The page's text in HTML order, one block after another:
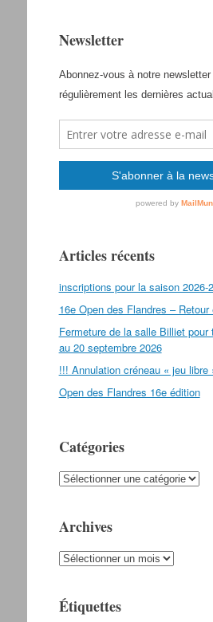
Newsletter
Articles récents
inscriptions pour la saison 2026-
16e Open des Flandres – Retour
Fermeture de la salle Billiet pour
au 20 septembre 2026
!!! Annulation créneau « jeu libre
Open des Flandres 16e édition
Catégories
Catégories
Archives
Archives
Étiquettes